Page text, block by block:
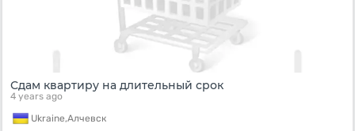
Сдам квартиру на длительный срок
4 years ago
Ukraine,Алчевск